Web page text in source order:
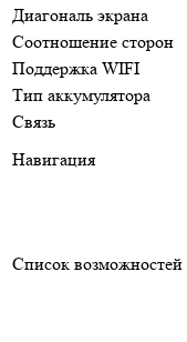
Диагональ экрана
Соотношение сторон
Поддержка WIFI
Тип аккумулятора
Связь
Навигация
Список возможностей